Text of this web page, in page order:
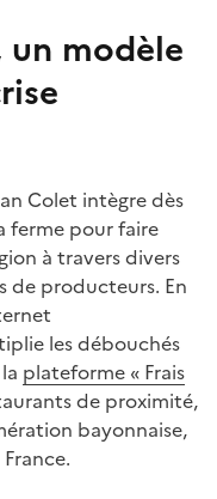
un modèle
Colet intègre dès
ferme pour faire
à travers divers
de producteurs. En
les débouchés
plateforme « Frais
de proximité,
bayonnaise,